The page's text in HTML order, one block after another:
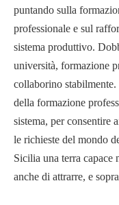
puntando sulla
professionale e sul
sistema produttivo.
università, formazione
collaborino
della formazione
sistema, per consentire
le richieste del mondo
Sicilia una terra capace
anche di attrarre, e